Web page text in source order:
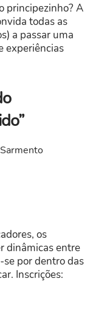
principezinho? A
todas as
a passar uma
experiências
os
dinâmicas entre
por dentro das
Inscrições: